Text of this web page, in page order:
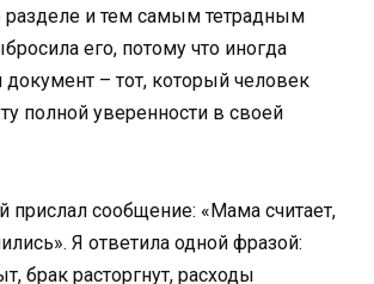
и тем самым тетрадным
его, потому что иногда
– тот, который человек
полной уверенности в своей
сообщение: «Мама считает,
Я ответила одной фразой:
брак расторгнут, расходы